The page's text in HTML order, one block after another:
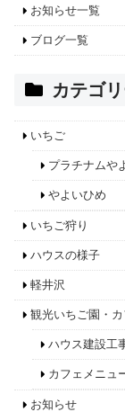
お知らせ一覧
ブログ一覧
カテゴ
いちご
プラチナムや
やよいひめ
いちご狩り
ハウスの様子
軽井沢
観光いちご園・
ハウス建設工
カフェメニュ
お知らせ